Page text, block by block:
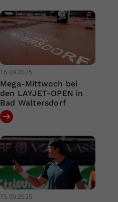
16.09.2025
Mega-Mittwoch bei
den LAYJET-OPEN in
Bad Waltersdorf
15.09.2025